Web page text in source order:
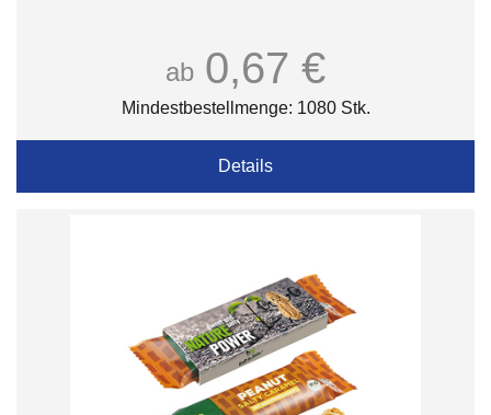
ab 0,67 €
Mindestbestellmenge: 1080 Stk.
Details